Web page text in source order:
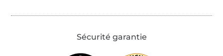
Sécurité garantie